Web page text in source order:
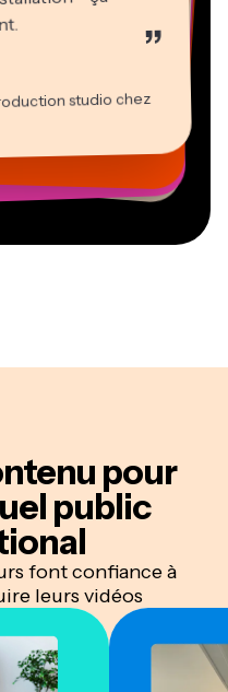
”
studio chez
EPATHLON
d’information
virtuel
pour
public
font confiance à
leurs vidéos